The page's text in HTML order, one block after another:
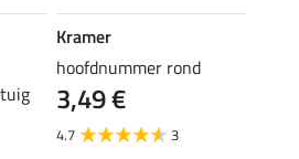
Kramer
hoofdnummer rond
3,49 €
4.7 3